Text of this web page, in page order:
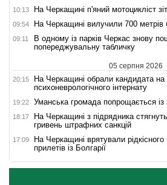
10:13 На Черкащині п'яний мотоцикліст
09:54 На Черкащині вилучили 700 метрів
09:11
В одному із парків Черкас знову
попереджувальну табличку
05 серпня 2026
20:15
На Черкащині обрали кандидата на
психоневрологічного інтернату
19:22 Уманська громада попрощається із
18:17
На Черкащині з підрядника
гривень штрафних санкцій
17:09
На Черкащині врятували
прилетів із Болгарії